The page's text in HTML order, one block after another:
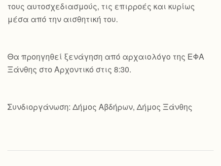
τους αυτοσχεδιασμούς, τις επιρροές και κυρίως
μέσα από την αισθητική του.
Θα προηγηθεί ξενάγηση από αρχαιολόγο της ΕΦΑ
Ξάνθης στο Αρχοντικό στις 8:30.
Συνδιοργάνωση: Δήμος Αβδήρων, Δήμος Ξάνθης